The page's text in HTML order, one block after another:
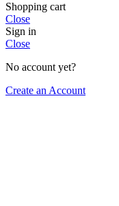
Shopping cart
Close
Sign in
Close
No account yet?
Create an Account